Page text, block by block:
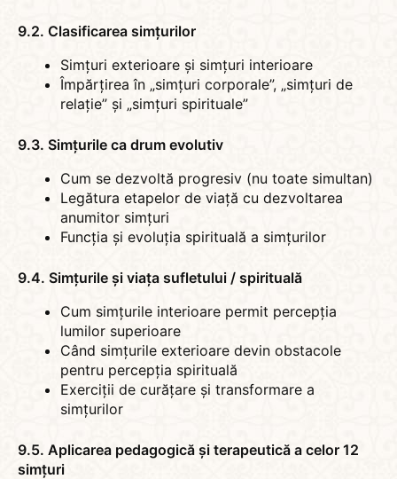
9.2. Clasificarea simțurilor
Simțuri exterioare și simțuri interioare
Împărțirea în „simțuri corporale”, „simțuri de
relație” și „simțuri spirituale”
9.3. Simțurile ca drum evolutiv
Cum se dezvoltă progresiv (nu toate simultan)
Legătura etapelor de viață cu dezvoltarea
anumitor simțuri
Funcția și evoluția spirituală a simțurilor
9.4. Simțurile și viața sufletului / spirituală
Cum simțurile interioare permit percepția
lumilor superioare
Când simțurile exterioare devin obstacole
pentru percepția spirituală
Exerciții de curățare și transformare a
simțurilor
9.5. Aplicarea pedagogică și terapeutică a celor 12
simțuri